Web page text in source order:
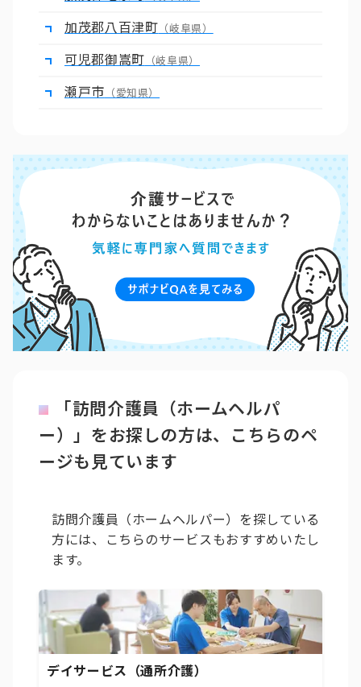
加茂郡八百津町 （岐阜県）
可児郡御嵩町 （岐阜県）
瀬戸市 （愛知県）
「訪問介護員（ホームヘルパ
ー）」をお探しの方は、こちらのペ
ージも見ています
訪問介護員（ホームヘルパー）を探している
方には、こちらのサービスもおすすめいたし
ます。
デイサービス（通所介護）